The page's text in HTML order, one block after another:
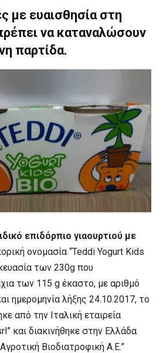
με ευαισθησία στη
να καταναλώσουν
παρτίδα.
επιδόρπιο γιαουρτιού με
ονομασία “Teddi Yogurt Kids
των 230g που
των 115 g έκαστο, με αριθμό
ημερομηνία λήξης 24.10.2017, το
από την Ιταλική εταιρεία
και διακινήθηκε στην Ελλάδα
Βιοδιατροφική Α.Ε.”